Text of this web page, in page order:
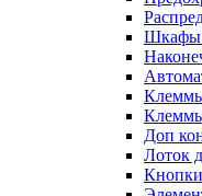
Шкафы
Доп
Лоток
Кнопки